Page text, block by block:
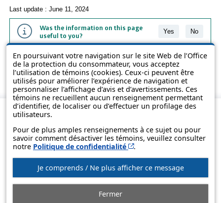
En poursuivant votre navigation sur le site Web de l’Office
de la protection du consommateur, vous acceptez
l’utilisation de témoins (cookies). Ceux-ci peuvent être
utilisés pour améliorer l’expérience de navigation et
personnaliser l’affichage d’avis et d’avertissements. Ces
témoins ne recueillent aucun renseignement permettant
d’identifier, de localiser ou d’effectuer un profilage des
utilisateurs.
Pour de plus amples renseignements à ce sujet ou pour
savoir comment désactiver les témoins, veuillez consulter
notre Politique de confidentialité Cet hyperlien s’ouvrira
.
Je comprends / Ne plus afficher ce message
Fermer
Last update : June 11, 2024
Was the information on this page
useful to you?
Yes No
The information contained on this page is presented in simple terms to
make it easier to understand. It does not replace the texts of the laws
and regulations.
© Government of Québec, 2013-2025